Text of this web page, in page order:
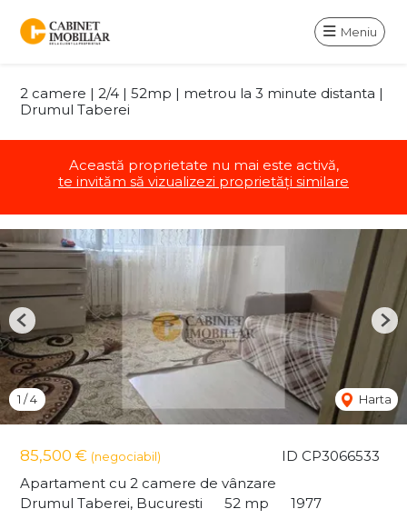
Meniu
2 camere | 2/4 | 52mp | metrou la 3 minute distanta |
Drumul Taberei
Această proprietate nu mai este activă,
te invităm să vizualizezi proprietăți similare
ID CP3066533
85,500 € (negociabil)
Apartament cu 2 camere de vânzare
Drumul Taberei, Bucuresti
52 mp 1977
1 /4 Harta
Previous